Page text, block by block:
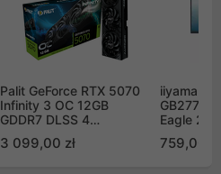
Palit GeForce RTX 5070
Infinity 3 OC 12GB
GDDR7 DLSS 4
GB2050S)
3 099,00 zł
iiyama G-
Eagle 27"
759,00 zł